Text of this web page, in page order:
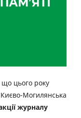
що цього року
Могилянська
журналу